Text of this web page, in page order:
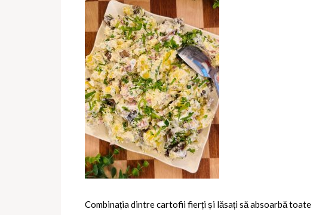
Combinația dintre cartofii fierți și lăsați să absoarbă